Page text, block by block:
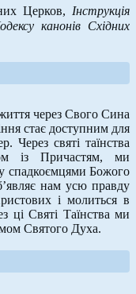
Церков,Інструкція
канонів Східних
через Свого Сина
стає доступним для
Через святі таїнства
із Причастям, ми
спадкоємцями Божого
нам усю правду
і молиться в
Святі Таїнства ми
Святого Духа.